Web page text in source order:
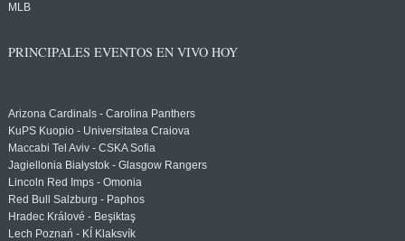
MLB
PRINCIPALES EVENTOS EN VIVO HOY
Arizona Cardinals - Carolina Panthers
KuPS Kuopio - Universitatea Craiova
Maccabi Tel Aviv - CSKA Sofia
Jagiellonia Białystok - Glasgow Rangers
Lincoln Red Imps - Omonia
Red Bull Salzburg - Paphos
Hradec Králové - Beşiktaş
Lech Poznań - KÍ Klaksvík